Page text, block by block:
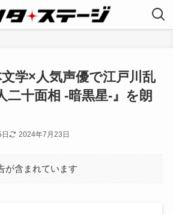
学×人気声優で江戸川乱
二十面相 -暗黒星-』を朗
2024年7月23日
が含まれています